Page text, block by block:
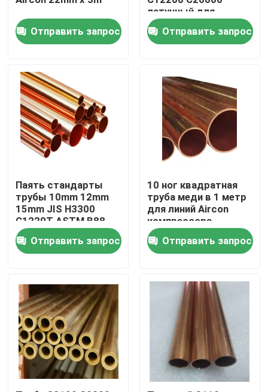
Дом
Продукты
О нас
Путешествие фабрики
Проверка качества
Свяжитесь мы
Труба круга нержавеющей стали
Труба сваренная нержавеющей сталью
Труба нержавеющей стали безшовная
Отправить запрос
латунный для
теплообменных
аппаратов
Отправить запрос
Паять стандарты
трубы 10mm 12mm
15mm JIS H3300
C1220T ASTM B88
медной трубки
Отправить запрос
10 ног квадратная
труба меди в 1 метр
для линий Aircon
компрессора
воздуха
Отправить запрос